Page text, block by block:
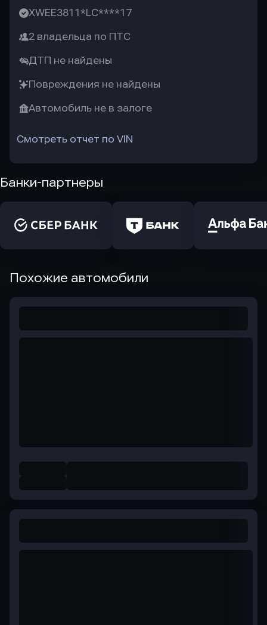
XWEE3811*LC****17
2 владельца по ПТС
ДТП не найдены
Повреждения не найдены
Автомобиль не в залоге
Смотреть отчет по VIN
Банки-партнеры
Похожие автомобили